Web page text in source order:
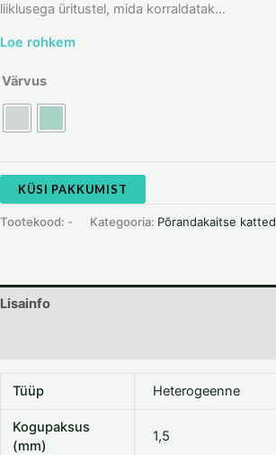
liiklusega üritustel, mida korraldatak...
Loe rohkem
Värvus
KÜSI PAKKUMIST
Tootekood: - Kategooria: Põrandakaitse katted
Lisainfo
Tüüp Heterogeenne
Kogupaksus
(mm)
1,5